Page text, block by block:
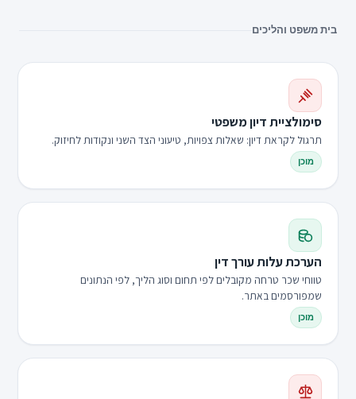
בית משפט והליכים
סימולציית דיון משפטי
תרגול לקראת דיון: שאלות צפויות, טיעוני הצד השני ונקודות לחיזוק.
מוכן
הערכת עלות עורך דין
טווחי שכר טרחה מקובלים לפי תחום וסוג הליך, לפי הנתונים
שמפורסמים באתר.
מוכן